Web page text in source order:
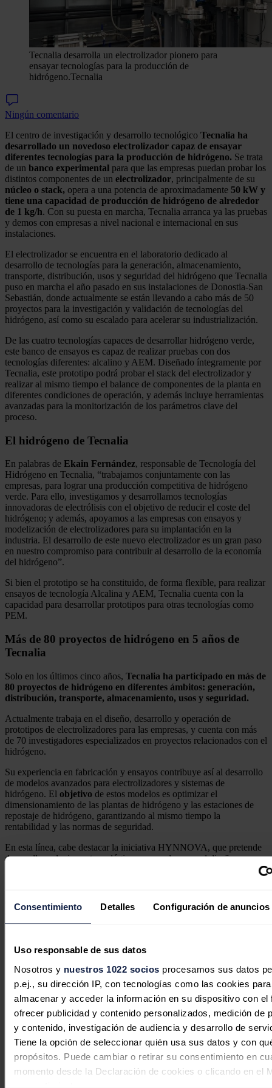
Consentimiento Detalles Configuración de anuncios
Uso responsable de sus datos
Nosotros y nuestros 1022 socios procesamos sus datos
p.ej., su dirección IP, con tecnologías como las cookies para
almacenar y acceder la información en su dispositivo con el
ofrecer publicidad y contenido personalizados, medición de
y contenido, investigación de audiencia y desarrollo de
Tiene la opción de seleccionar quién usa sus datos y con
propósitos. Puede cambiar o retirar su consentimiento en
momento desde la Declaración de cookies o clicando en el
Tecnalia desarrolla un electrolizador pionero para
ensayar tecnologías para la producción de
hidrógeno.Tecnalia
Ningún comentario
El centro de investigación y desarrollo tecnológico Tecnalia ha
desarrollado un novedoso electrolizador capaz de ensayar
diferentes tecnologías para la producción de hidrógeno. Se trata
de un banco experimental para que las empresas puedan probar los
distintos componentes de un electrolizador, principalmente de su
núcleo o stack, opera a una potencia de aproximadamente 50 kW y
tiene una capacidad de producción de hidrógeno de alrededor
de 1 kg/h. Con su puesta en marcha, Tecnalia arranca ya las pruebas
y demos con empresas a nivel nacional e internacional en sus
instalaciones.
El electrolizador se encuentra en el laboratorio dedicado al
desarrollo de tecnologías para la generación, almacenamiento,
transporte, distribución, usos y seguridad del hidrógeno que Tecnalia
puso en marcha el año pasado en sus instalaciones de Donostia-San
Sebastián, donde actualmente se están llevando a cabo más de 50
proyectos para la investigación y validación de tecnologías del
hidrógeno, así como su escalado para acelerar su industrialización.
De las cuatro tecnologías capaces de desarrollar hidrógeno verde,
este banco de ensayos es capaz de realizar pruebas con dos
tecnologías diferentes: alcalino y AEM. Diseñado íntegramente por
Tecnalia, este prototipo podrá probar el stack del electrolizador y
realizar al mismo tiempo el balance de componentes de la planta en
diferentes condiciones de operación, y además incluye herramientas
avanzadas para la monitorización de los parámetros clave del
proceso.
El hidrógeno de Tecnalia
En palabras de Ekain Fernández, responsable de Tecnología del
Hidrógeno en Tecnalia, “trabajamos conjuntamente con las
empresas, para lograr una producción competitiva de hidrógeno
verde. Para ello, investigamos y desarrollamos tecnologías
innovadoras de electrólisis con el objetivo de reducir el coste del
hidrógeno; y además, apoyamos a las empresas con ensayos y
modelización de electrolizadores para su implantación en la
industria. El desarrollo de este nuevo electrolizador es un gran paso
en nuestro compromiso para contribuir al desarrollo de la economía
del hidrógeno”.
Si bien el prototipo se ha constituido, de forma flexible, para realizar
ensayos de tecnología Alcalina y AEM, Tecnalia cuenta con la
capacidad para desarrollar prototipos para otras tecnologías como
PEM.
Más de 80 proyectos de hidrógeno en 5 años de
Tecnalia
Solo en los últimos cinco años, Tecnalia ha participado en más de
80 proyectos de hidrógeno en diferentes ámbitos: generación,
distribución, transporte, almacenamiento, usos y seguridad.
Actualmente trabaja en el diseño, desarrollo y operación de
prototipos de electrolizadores para las empresas, y cuenta con más
de 70 investigadores especializados en proyectos relacionados con el
hidrógeno.
Su experiencia en fabricación y ensayos contribuye así al desarrollo
de modelos avanzados para electrolizadores y sistemas de
hidrógeno. El objetivo de estos modelos es optimizar el
dimensionamiento de las plantas de hidrógeno y las estaciones de
repostaje de hidrógeno, garantizando al mismo tiempo la
rentabilidad y las normas de seguridad.
En esta línea, cabe destacar la iniciativa HYNNOVA, que pretende
desarrollar soluciones tecnológicas avanzadas para el diseño
encargado de ensayar el stack de electrolizador, mejorando la
competitividad del hidrógeno renovable al reducir su coste nivelado.
El proyecto cuenta con el apoyo del Gobierno Vasco, a través de su
Noticias relacionadas
La UPV y el CSIC logran producir
hidrógeno limpio más eficiente con
energía de microondas
Redacción30/07/2026